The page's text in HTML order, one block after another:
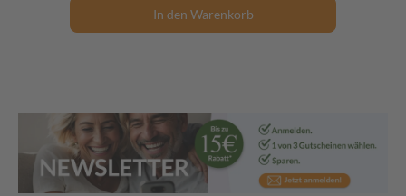
In den Warenkorb